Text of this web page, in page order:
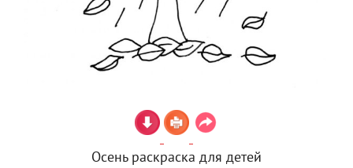
Осень раскраска для детей